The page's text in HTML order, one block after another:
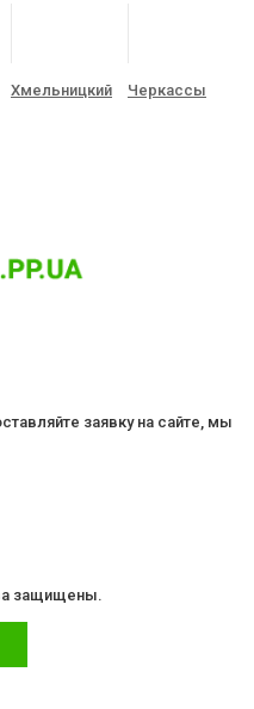
Хмельницкий Черкассы
заявку на сайте, мы
защищены.